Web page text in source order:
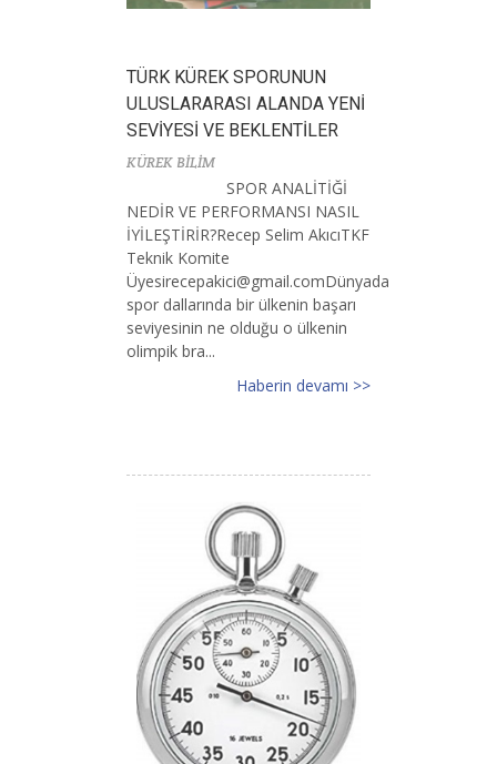
TÜRK KÜREK SPORUNUN
ULUSLARARASI ALANDA YENİ
SEVİYESİ VE BEKLENTİLER
KÜREK BİLİM
SPOR ANALİTİĞİ
NEDİR VE PERFORMANSI NASIL
İYİLEŞTİRİR?Recep Selim AkıcıTKF
Teknik Komite
Üyesirecepakici@gmail.comDünyada
spor dallarında bir ülkenin başarı
seviyesinin ne olduğu o ülkenin
olimpik bra...
Haberin devamı >>